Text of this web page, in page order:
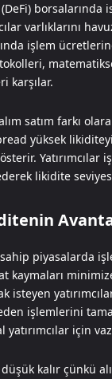
borsalarında
varlıklarını
işlem
karşılar.
satım farkı
yüksek
Yatırımcılar
likidite
piyasalarda
kaymaları
isteyen
işlemlerini
için
kalır çünkü